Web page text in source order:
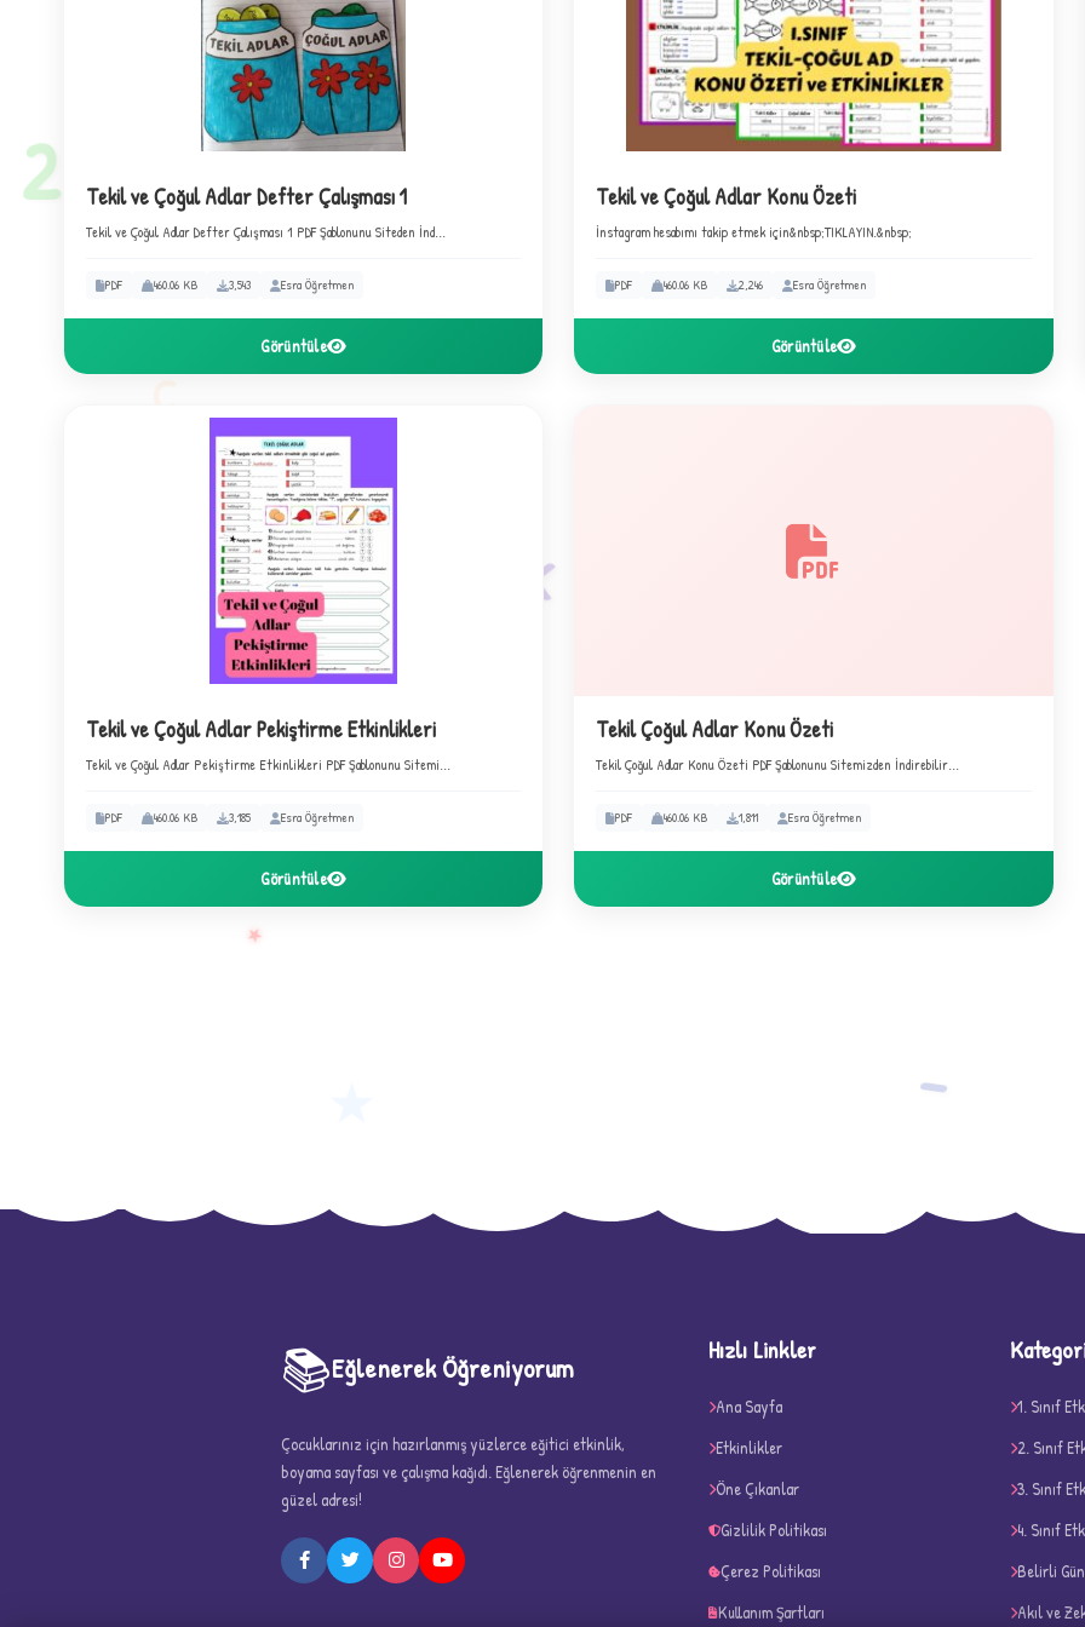
C
✦
★
Tekil ve Çoğul Adlar Defter Çalışması 1
Tekil ve Çoğul Adlar Defter Çalışması 1 PDF Şablonunu Siteden İnd...
PDF 460.06 KB 3,543 Esra Öğretmen
Görüntüle
Tekil ve Çoğul Adlar Konu Özeti
İnstagram hesabımı takip etmek için&nbsp;TIKLAYIN.&nbsp;
PDF 460.06 KB 2,246 Esra Öğretmen
Görüntüle
Tekil ve Çoğul Adlar Pekiştirme Etkinlikleri
Tekil ve Çoğul Adlar Pekiştirme Etkinlikleri PDF Şablonunu Sitemi...
PDF 460.06 KB 3,185 Esra Öğretmen
Görüntüle
Tekil Çoğul Adlar Konu Özeti
Tekil Çoğul Adlar Konu Özeti PDF Şablonunu Sitemizden İndirebilir...
PDF 460.06 KB 1,811 Esra Öğretmen
Görüntüle
2
5
−
★
📚Eğlenerek Öğreniyorum
Çocuklarınız için hazırlanmış yüzlerce eğitici etkinlik,
boyama sayfası ve çalışma kağıdı. Eğlenerek öğrenmenin en
güzel adresi!
Hızlı Linkler
Ana Sayfa
Etkinlikler
Öne Çıkanlar
Gizlilik Politikası
Çerez Politikası
Kullanım Şartları
1. Sınıf
2. Sınıf
3. Sınıf
4. Sınıf
Belirli
Akıl ve